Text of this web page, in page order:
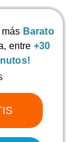
más Barato
entre +30